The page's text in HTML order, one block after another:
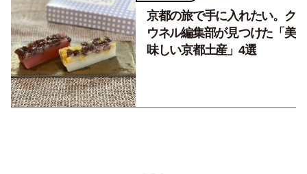
京都の旅で手に入れたい。ク
ウネル編集部が見つけた「美
味しい京都土産」4選